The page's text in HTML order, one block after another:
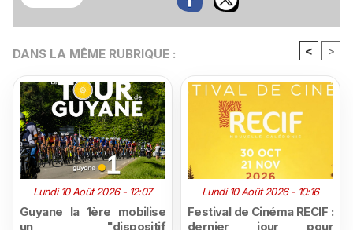
DANS LA MÊME RUBRIQUE : < >
Lundi 10 Août 2026 - 12:07
Guyane la 1ère mobilise
un "dispositif
Lundi 10 Août 2026 - 10:16
Festival de Cinéma RECIF :
dernier jour pour